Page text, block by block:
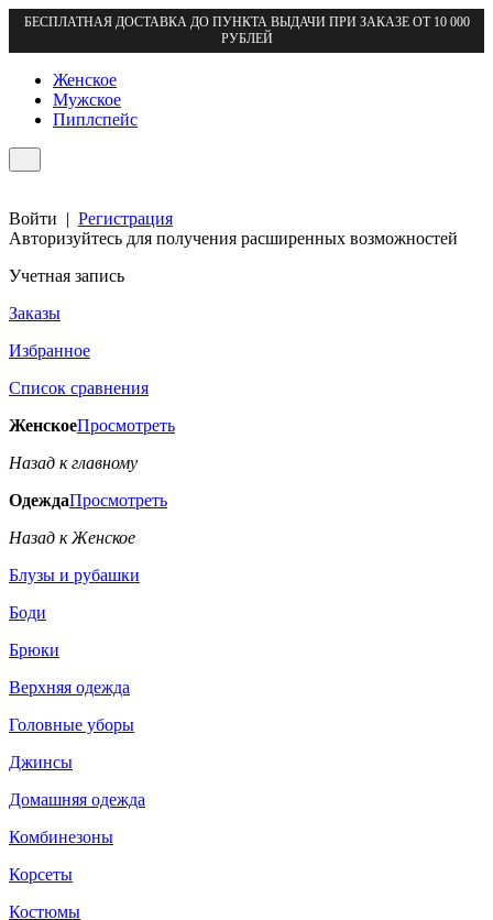
БЕСПЛАТНАЯ ДОСТАВКА ДО ПУНКТА ВЫДАЧИ ПРИ ЗАКАЗЕ ОТ 10 000
РУБЛЕЙ
Женское
Мужское
Пиплспейс
Войти | Регистрация
Авторизуйтесь для получения расширенных возможностей
Учетная запись
Заказы
Избранное
Список сравнения
ЖенскоеПросмотреть
Назад к главному
ОдеждаПросмотреть
Назад к Женское
Блузы и рубашки
Боди
Брюки
Верхняя одежда
Головные уборы
Джинсы
Домашняя одежда
Комбинезоны
Корсеты
Костюмы